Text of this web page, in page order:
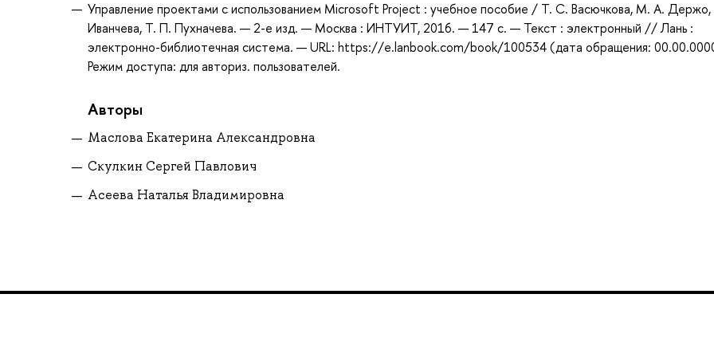
Управление проектами с использованием Microsoft Project : учебное пособие / Т. С. Васючкова, М. А.
Иванчева, Т. П. Пухначева. — 2-е изд. — Москва : ИНТУИТ, 2016. — 147 с. — Текст : электронный // Лань :
электронно-библиотечная система. — URL: https://e.lanbook.com/book/100534 (дата обращения:
Режим доступа: для авториз. пользователей.
Авторы
Маслова Екатерина Александровна
Скулкин Сергей Павлович
Асеева Наталья Владимировна